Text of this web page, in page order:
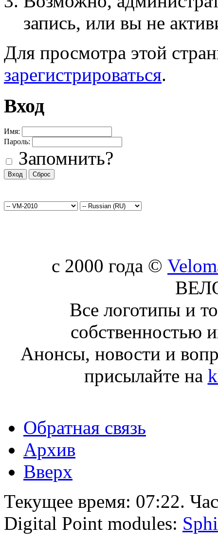
запись, или вы не
Для просмотра этой
зарегистрироваться.
Вход
Имя:
Пароль:
Запомнить?
c 2000 года ©
Все логотипы и
собственностью
Анонсы, новости и
присылайте на
Обратная связь
Архив
Вверх
Текущее время: 07:22.
Digital Point modules: